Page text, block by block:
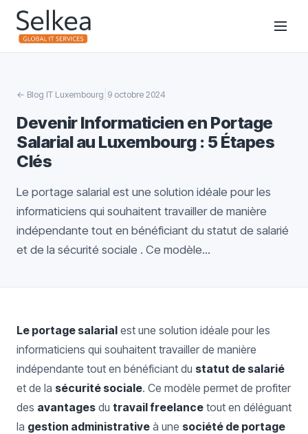
← Blog IT Luxembourg 9 octobre 2024
Devenir Informaticien en Portage
Salarial au Luxembourg : 5 Étapes
Clés
Le portage salarial est une solution idéale pour les
informaticiens qui souhaitent travailler de manière
indépendante tout en bénéficiant du statut de salarié
et de la sécurité sociale . Ce modèle...
Le portage salarial est une solution idéale pour les
informaticiens qui souhaitent travailler de manière
indépendante tout en bénéficiant du statut de salarié
et de la sécurité sociale. Ce modèle permet de profiter
des avantages du travail freelance tout en déléguant
la gestion administrative à une société de portage